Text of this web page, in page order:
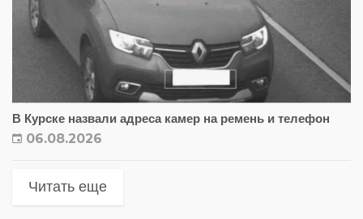
В Курске назвали адреса камер на ремень и телефон
06.08.2026
Читать еще